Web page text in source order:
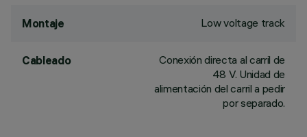
Montaje Low voltage track
Cableado
Conexión directa al carril de
48 V. Unidad de
alimentación del carril a pedir
por separado.